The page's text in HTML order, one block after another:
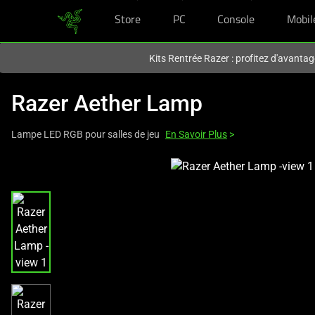
Store PC Console
Kits Rentrée Razer : profitez
Razer Aether Lamp
Lampe LED RGB pour salles de jeu En Savoir Plus >
a
carousel
with
one
large
image
and